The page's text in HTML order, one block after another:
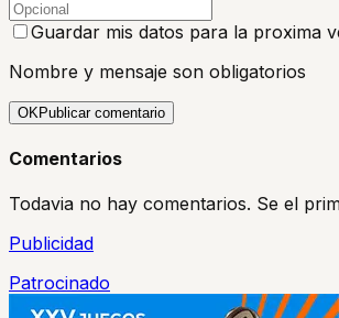
Guardar mis datos para la proxima
Nombre y mensaje son obligatorios
OKPublicar comentario
Comentarios
Todavia no hay comentarios. Se el
Publicidad
Patrocinado